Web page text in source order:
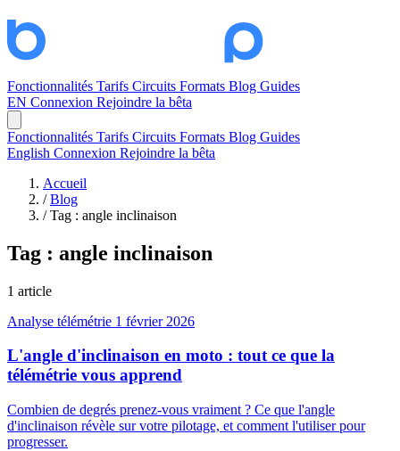
Fonctionnalités Tarifs Circuits Formats Blog Guides
EN Connexion Rejoindre la bêta
Fonctionnalités Tarifs Circuits Formats Blog Guides
English Connexion Rejoindre la bêta
Accueil
/ Blog
/ Tag : angle inclinaison
Tag : angle inclinaison
1 article
Analyse télémétrie 1 février 2026
L'angle d'inclinaison en moto : tout ce que la
télémétrie vous apprend
Combien de degrés prenez-vous vraiment ? Ce que l'angle
d'inclinaison révèle sur votre pilotage, et comment l'utiliser pour
progresser.